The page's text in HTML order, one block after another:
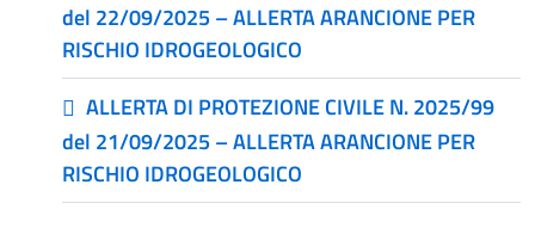
del 22/09/2025 – ALLERTA ARANCIONE PER
RISCHIO IDROGEOLOGICO
ALLERTA DI PROTEZIONE CIVILE N. 2025/99
del 21/09/2025 – ALLERTA ARANCIONE PER
RISCHIO IDROGEOLOGICO